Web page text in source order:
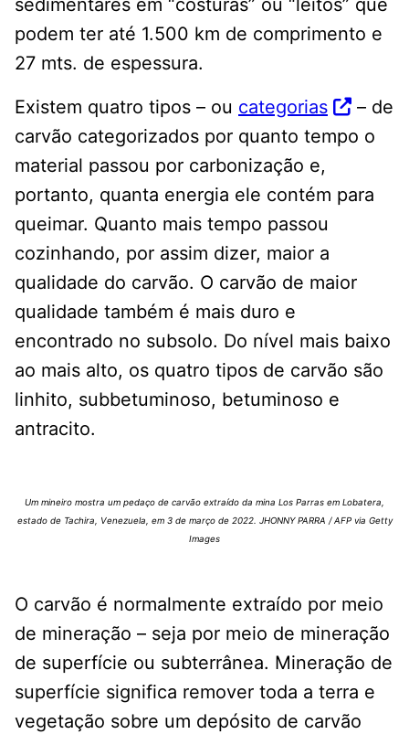
sedimentares em “costuras” ou “leitos” que
podem ter até 1.500 km de comprimento e
27 mts. de espessura.
Existem quatro tipos – ou categorias
– de
carvão categorizados por quanto tempo o
material passou por carbonização e,
portanto, quanta energia ele contém para
queimar. Quanto mais tempo passou
cozinhando, por assim dizer, maior a
qualidade do carvão. O carvão de maior
qualidade também é mais duro e
encontrado no subsolo. Do nível mais baixo
ao mais alto, os quatro tipos de carvão são
linhito, subbetuminoso, betuminoso e
antracito.
Um mineiro mostra um pedaço de carvão extraído da mina Los Parras em Lobatera,
estado de Tachira, Venezuela, em 3 de março de 2022. JHONNY PARRA / AFP via Getty
Images
O carvão é normalmente extraído por meio
de mineração – seja por meio de mineração
de superfície ou subterrânea. Mineração de
superfície significa remover toda a terra e
vegetação sobre um depósito de carvão